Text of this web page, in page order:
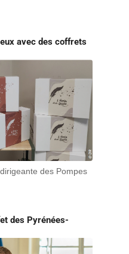
avec des coffrets
des Pompes
des Pyrénées-